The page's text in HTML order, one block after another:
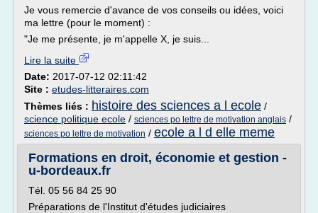
Je vous remercie d'avance de vos conseils ou idées, voici
ma lettre (pour le moment) :
"Je me présente, je m'appelle X, je suis...
Lire la suite
Date: 2017-07-12 02:11:42
Site : etudes-litteraires.com
Thèmes liés : histoire des sciences a l ecole /
science politique ecole / sciences po lettre de motivation anglais /
sciences po lettre de motivation / ecole a l d elle meme
Formations en droit, économie et gestion -
u-bordeaux.fr
Tél. 05 56 84 25 90
Préparations de l'Institut d'études judiciaires